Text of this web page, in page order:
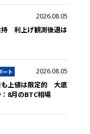
2026.08.05
持 利上げ観測後退は
ート 2026.08.05
も上値は限定的 大底
8月のBTC相場